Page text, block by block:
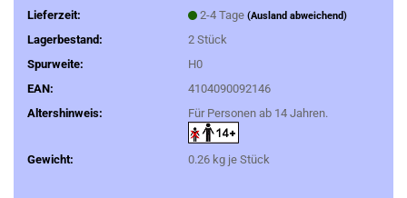
Lieferzeit:
2-4 Tage (Ausland abweichend)
Lagerbestand: 2 Stück
Spurweite:
H0
EAN:
4104090092146
Altershinweis:
Für Personen ab 14 Jahren.
Gewicht: 0.26kg je Stück